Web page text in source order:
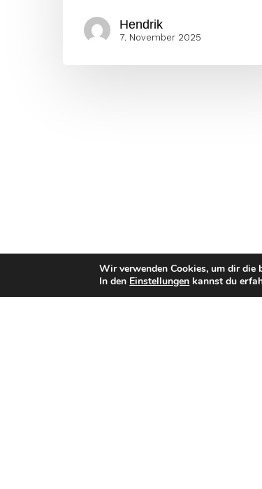
Hendrik
7. November 2025
Wir verwenden Cookies, um dir die
In den Einstellungen kannst du